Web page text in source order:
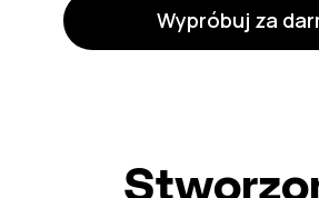
Wypróbuj za